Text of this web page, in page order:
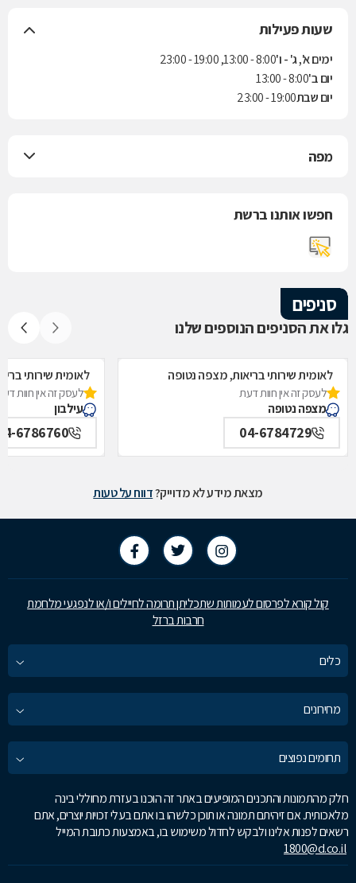
שעות פעילות
ימים א', ג' - ו'8:00 - 13:00, 19:00 - 23:00
יום ב'8:00 - 13:00
יום שבת19:00 - 23:00
מפה
חפשו אותנו ברשת
סניפים
גלו את הסניפים הנוספים שלנו
לאומית שירותי בריאות, מצפה נטופה
לעסק זה אין חוות דעת
מצפה נטופה
04-6784729
לאומית שירותי
לעסק זה אין חוות
עילבון
6786760
מצאת מידע לא מדוייק?דווח על טעות
קול קורא לפרסום לעמותות שתכליתן תרומה לחיילים ו/או לנפגעי מלחמת
חרבות ברזל
כלים
מחירונים
תחומים נפוצים
חלק מהתמונות והתכנים המופיעים באתר זה הוכנו בעזרת מחוללי בינה
מלאכותית. אם זיהיתם תמונה או תוכן כלשהו בו אתם בעלי זכויות יוצרים, אתם
רשאים לפנות אלינו ולבקש לחדול משימוש בו, באמצעות כתובת המייל
1800@d.co.il